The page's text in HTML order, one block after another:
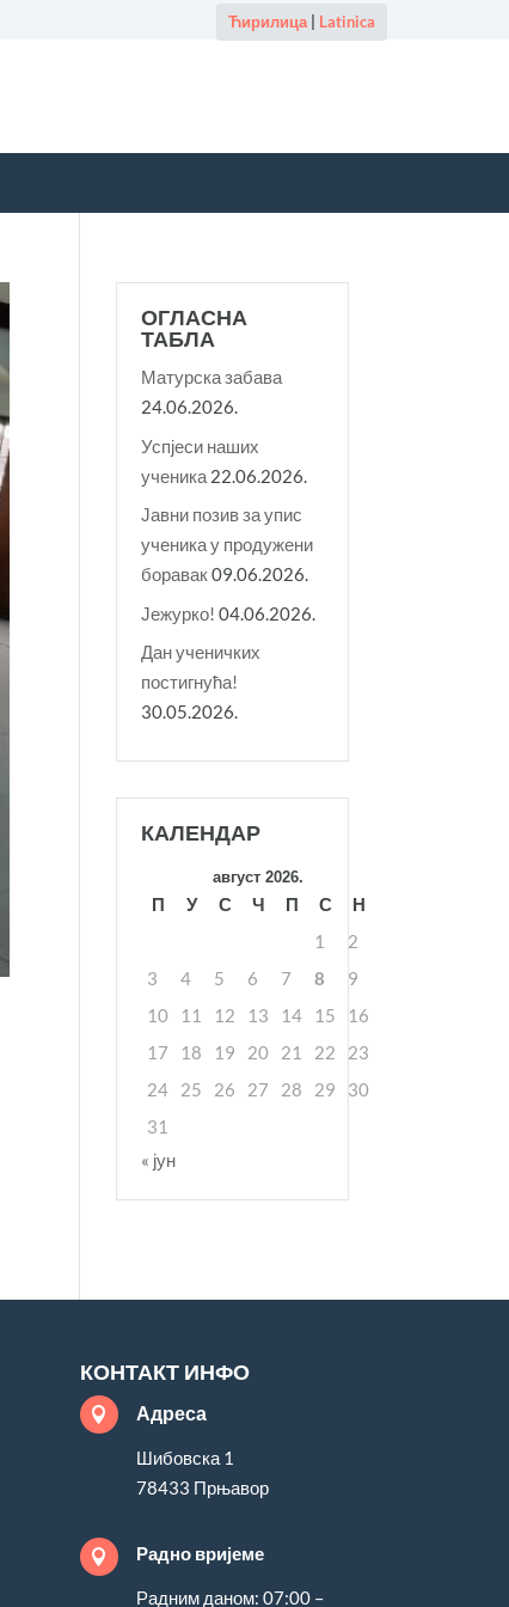
Ћирилица| Latinica
ОГЛАСНА
ТАБЛА
Матурска забава
24.06.2026.
Успјеси наших
ученика 22.06.2026.
Јавни позив за упис
ученика у продужени
боравак09.06.2026.
Јежурко! 04.06.2026.
Дан ученичких
постигнућа!
30.05.2026.
КАЛЕНДАР
август 2026.
П У С Ч П С
Н
1
2
3
4 5 6 7 8
9
10
11 12 13 14 15
16
17
18 19 20 21 22
23
24
25 26 27 28 29
30
31
« јун
КОНТАКТ ИНФО
 Адреса
Шибовска 1
78433 Прњавор
 Радно вријеме
Радним даном: 07:00 –